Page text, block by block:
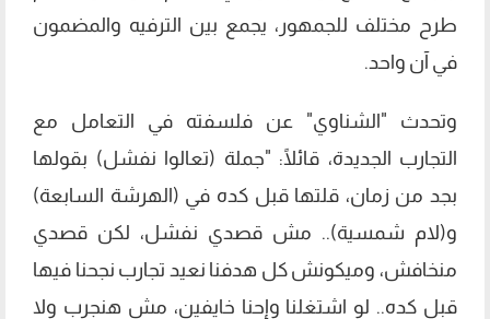
طرح مختلف للجمهور، يجمع بين الترفيه والمضمون
في آن واحد.
وتحدث "الشناوي" عن فلسفته في التعامل مع
التجارب الجديدة، قائلًا: "جملة (تعالوا نفشل) بقولها
بجد من زمان، قلتها قبل كده في (الهرشة السابعة)
و(لام شمسية).. مش قصدي نفشل، لكن قصدي
منخافش، وميكونش كل هدفنا نعيد تجارب نجحنا فيها
قبل كده.. لو اشتغلنا وإحنا خايفين، مش هنجرب ولا